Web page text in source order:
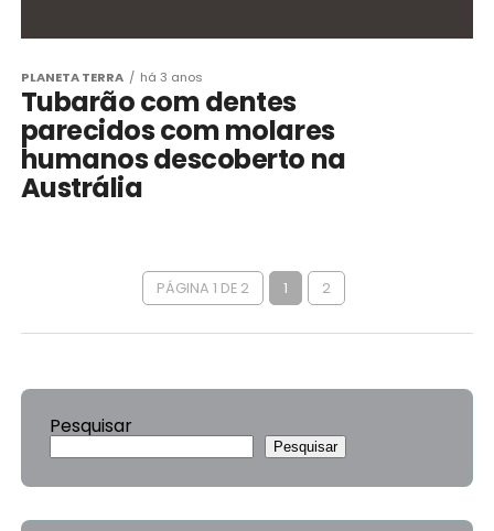
PLANETA TERRA há 3 anos
Tubarão com dentes
parecidos com molares
humanos descoberto na
Austrália
PÁGINA 1 DE 2 1 2
Pesquisar
Pesquisar